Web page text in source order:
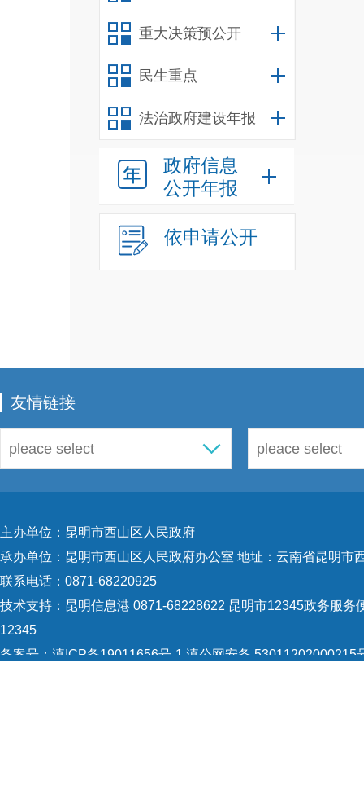
重大决策预公开
民生重点
法治政府建设年报
政府信息
公开年报
依申请公开
友情链接
主办单位：昆明市西山区人民政府
承办单位：昆明市西山区人民政府办公室 地址：云南省昆明市
联系电话：0871-68220925
技术支持： 昆明信息港 0871-68228622 昆明市12345政务服务
12345
备案号： 滇ICP备19011656号-1 滇公网安备 53011202000215